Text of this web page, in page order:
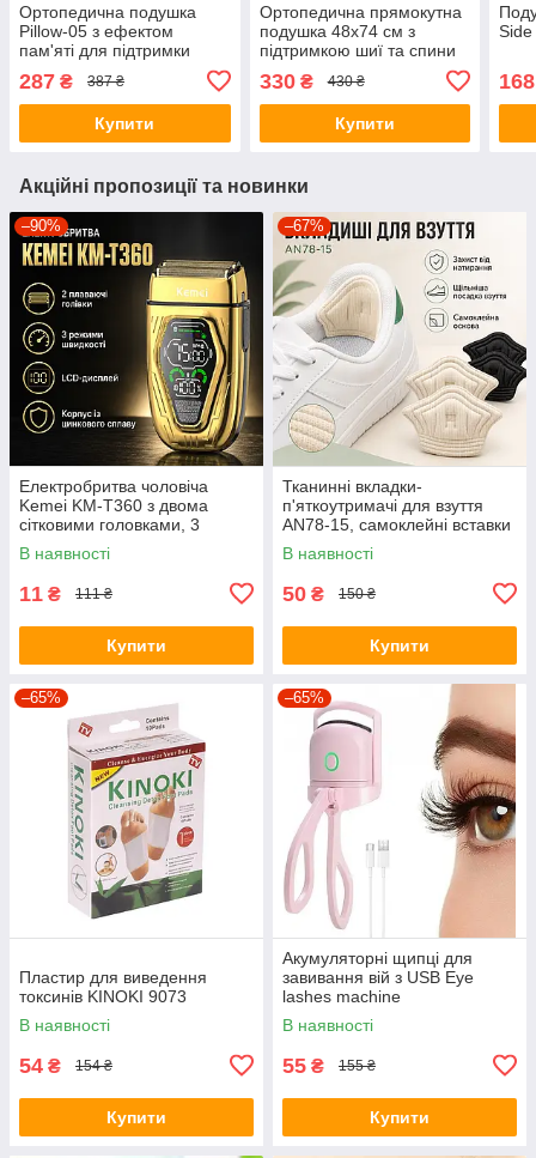
Ортопедична подушка
Pillow-05 з ефектом
пам'яті для підтримки
287 ₴ 387 ₴
Купити
Ортопедична прямокутна
подушка 48x74 см з
підтримкою шиї та спини
330₴ 430 ₴
Купити
168
Акційні пропозиції та новинки
–90%
Електробритва чоловіча
Kemei KM-T360 з двома
сітковими головками, 3
швидкостями та LCD-
дисплеєм, корпус із
В наявності
11 ₴ 111 ₴
Купити
–67%
Тканинні вкладки-
п'яткоутримачі для взуття
AN78-15, самоклейні вставки
від натирання та мозолів, для
зменшення розміру взуття
В наявності
50 ₴ 150 ₴
Купити
–65%
Пластир для виведення
токсинів KINOKI 9073
В наявності
54 ₴ 154 ₴
Купити
–65%
Акумуляторні щипці для
завивання вій з USB Eye
lashes machine
В наявності
55 ₴ 155 ₴
Купити